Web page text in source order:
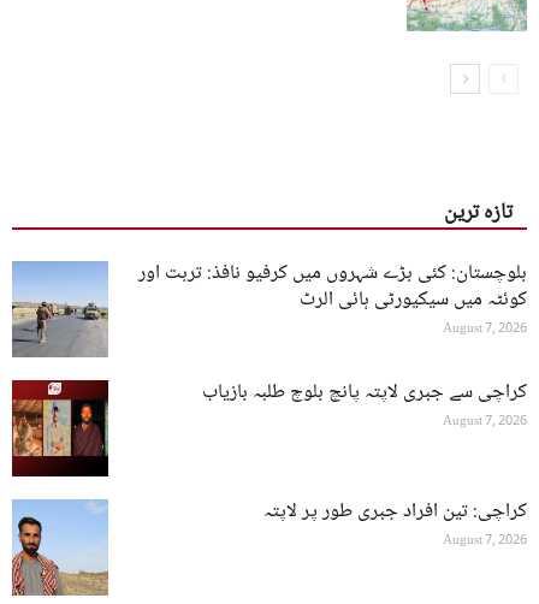
تازہ ترین
بلوچستان: کئی بڑے شہروں میں کرفیو نافذ: تربت اور
کوئٹہ میں سیکیورٹی ہائی الرٹ
August 7, 2026
کراچی سے جبری لاپتہ پانچ بلوچ طلبہ بازیاب
August 7, 2026
کراچی: تین افراد جبری طور پر لاپتہ
August 7, 2026